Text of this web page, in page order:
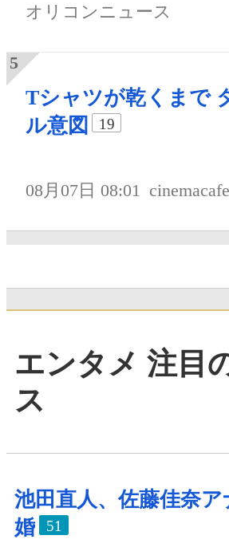
オリコンニュース
Tシャツが乾くまで
ル意図
19
08月07日 08:01
エンタメ 注目
ス
池田直人、佐藤佳奈
婚
51